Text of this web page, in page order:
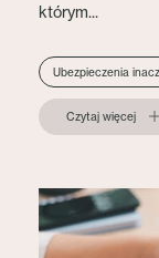
którym...
Ubezpieczenia
Czytaj więcej